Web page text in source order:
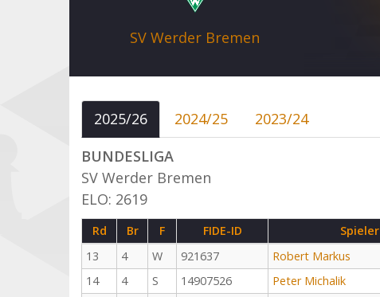
SV Werder Bremen
2025/26 2024/25
2023/24
BUNDESLIGA
SV Werder Bremen
ELO: 2619
Rd Br F FIDE-ID Spieler
13
4 W 921637 Robert Markus
14
4 S 14907526 Peter Michalik